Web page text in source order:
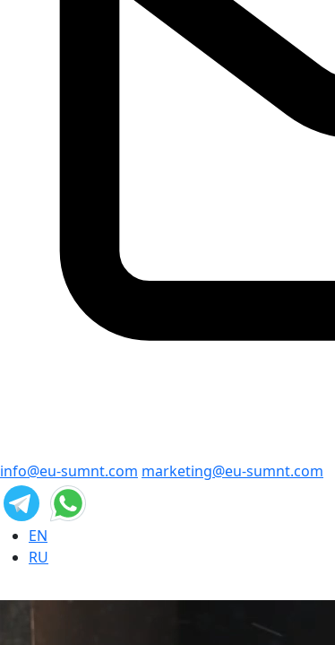
info@eu-sumnt.com marketing@eu-sumnt.com
EN
RU